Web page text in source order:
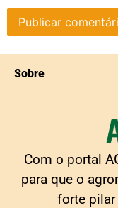
Sobre
Com o portal
para que o
forte pilar